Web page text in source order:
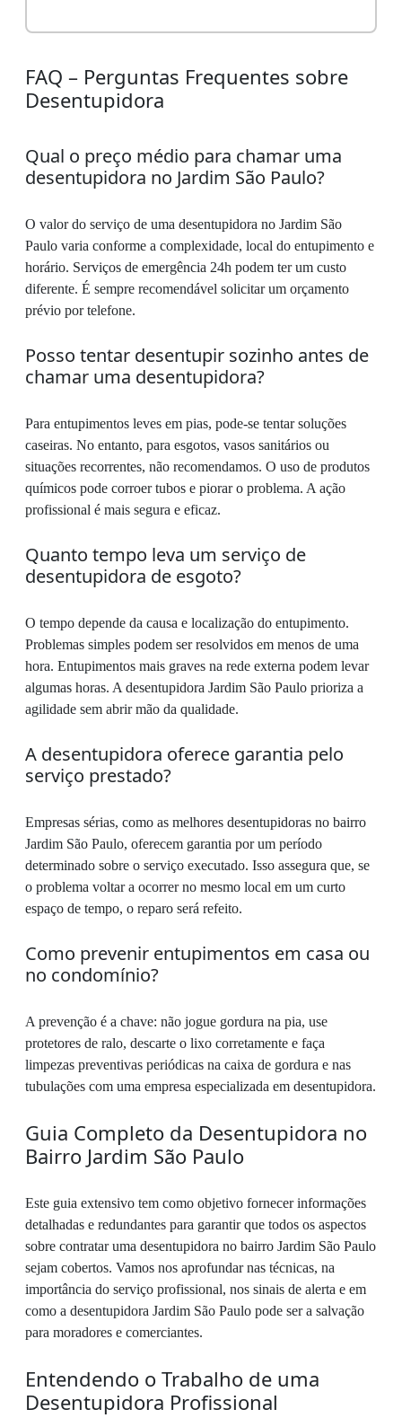
FAQ – Perguntas Frequentes sobre
Desentupidora
Qual o preço médio para chamar uma
desentupidora no Jardim São Paulo?
O valor do serviço de uma desentupidora no Jardim São
Paulo varia conforme a complexidade, local do entupimento e
horário. Serviços de emergência 24h podem ter um custo
diferente. É sempre recomendável solicitar um orçamento
prévio por telefone.
Posso tentar desentupir sozinho antes de
chamar uma desentupidora?
Para entupimentos leves em pias, pode-se tentar soluções
caseiras. No entanto, para esgotos, vasos sanitários ou
situações recorrentes, não recomendamos. O uso de produtos
químicos pode corroer tubos e piorar o problema. A ação
profissional é mais segura e eficaz.
Quanto tempo leva um serviço de
desentupidora de esgoto?
O tempo depende da causa e localização do entupimento.
Problemas simples podem ser resolvidos em menos de uma
hora. Entupimentos mais graves na rede externa podem levar
algumas horas. A desentupidora Jardim São Paulo prioriza a
agilidade sem abrir mão da qualidade.
A desentupidora oferece garantia pelo
serviço prestado?
Empresas sérias, como as melhores desentupidoras no bairro
Jardim São Paulo, oferecem garantia por um período
determinado sobre o serviço executado. Isso assegura que, se
o problema voltar a ocorrer no mesmo local em um curto
espaço de tempo, o reparo será refeito.
Como prevenir entupimentos em casa ou
no condomínio?
A prevenção é a chave: não jogue gordura na pia, use
protetores de ralo, descarte o lixo corretamente e faça
limpezas preventivas periódicas na caixa de gordura e nas
tubulações com uma empresa especializada em desentupidora.
Guia Completo da Desentupidora no
Bairro Jardim São Paulo
Este guia extensivo tem como objetivo fornecer informações
detalhadas e redundantes para garantir que todos os aspectos
sobre contratar uma desentupidora no bairro Jardim São Paulo
sejam cobertos. Vamos nos aprofundar nas técnicas, na
importância do serviço profissional, nos sinais de alerta e em
como a desentupidora Jardim São Paulo pode ser a salvação
para moradores e comerciantes.
Entendendo o Trabalho de uma
Desentupidora Profissional